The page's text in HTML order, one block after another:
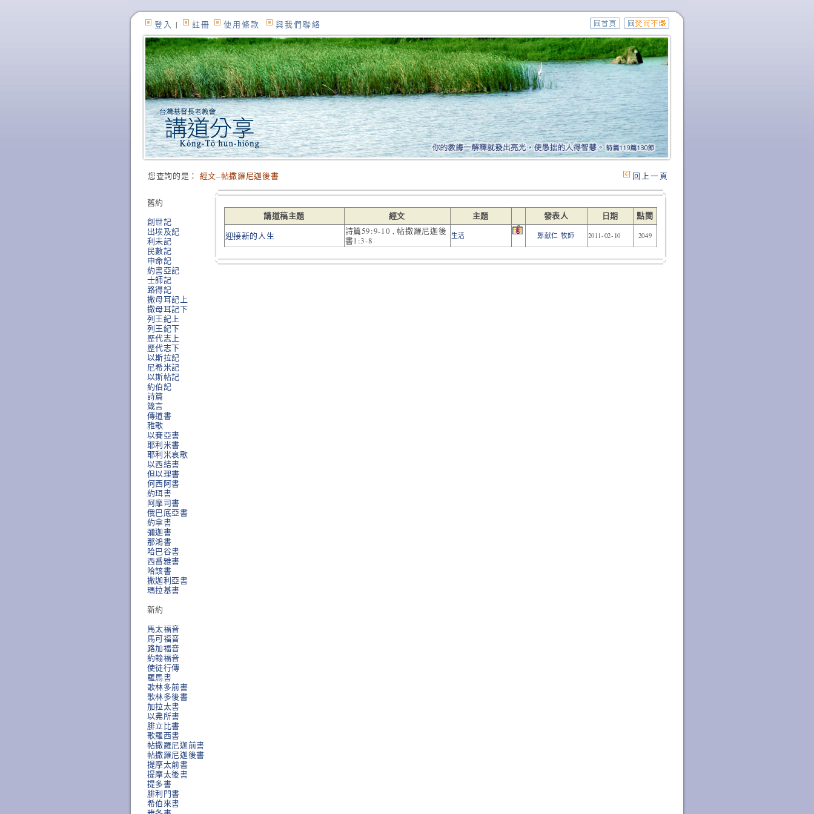
登入 | 註冊 使用條款 與我們聯絡
您查詢的是： 經文–帖撒羅尼迦後書 回上一頁
舊約
創世記
出埃及記
利未記
民數記
申命記
約書亞記
士師記
路得記
撒母耳記上
撒母耳記下
列王紀上
列王紀下
歷代志上
歷代志下
以斯拉記
尼希米記
以斯帖記
約伯記
詩篇
箴言
傳道書
雅歌
以賽亞書
耶利米書
耶利米哀歌
以西結書
但以理書
何西阿書
約珥書
阿摩司書
俄巴底亞書
約拿書
彌迦書
那鴻書
哈巴谷書
西番雅書
哈該書
撒迦利亞書
瑪拉基書
新約
馬太福音
馬可福音
路加福音
約翰福音
使徒行傳
羅馬書
歌林多前書
歌林多後書
加拉太書
以弗所書
腓立比書
歌羅西書
帖撒羅尼迦前書
帖撒羅尼迦後書
提摩太前書
提摩太後書
提多書
腓利門書
希伯來書
講道稿主題 經文 主題 發表人 日期 點閱
迎接新的人生
詩篇59:9-10 , 帖撒羅尼迦後
書1:3-8
生活 鄭献仁 牧師 2011-02-10 2049